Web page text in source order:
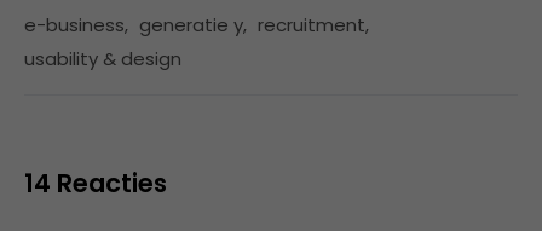
e-business, generatie y, recruitment,
usability & design
14 Reacties